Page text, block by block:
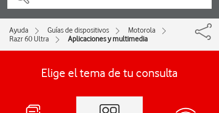
Ayuda Guías de dispositivos
Motorola
Razr 60 Ultra
Aplicaciones y multimedia
Elige el tema de tu consulta